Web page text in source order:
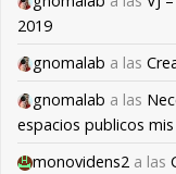
2019
gnomalab a las
gnomalab a las
espacios publicos
monovidens2 a las